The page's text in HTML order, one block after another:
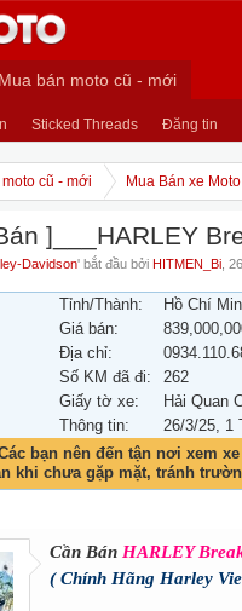
Mua bán moto cũ - mới
Sticked Threads Đăng tin
cũ - mới Mua Bán xe
]___HARLEY
Davidson' bắt đầu bởi HITMEN_Bi
Tỉnh/Thành:
Hồ Chí
Giá bán:
Địa chỉ:
Số KM đã đi:
262
Giấy tờ xe:
Hải Quan
Thông tin:
26/3/25, 1
bạn nên đến tận nơi xem
khi chưa gặp mặt, tránh
Cần Bán HARLEY
( Chính Hãng Harley